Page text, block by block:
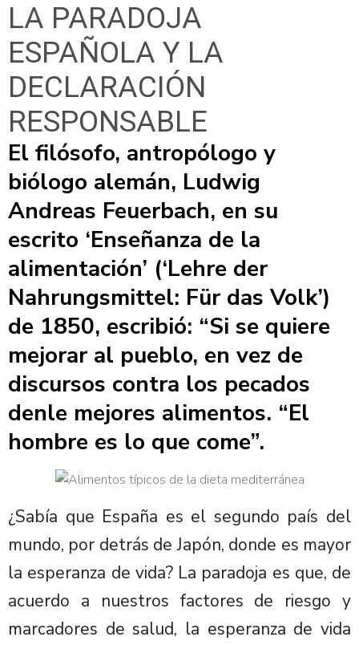
LA PARADOJA
ESPAÑOLA Y LA
DECLARACIÓN
RESPONSABLE
El filósofo, antropólogo y
biólogo alemán, Ludwig
Andreas Feuerbach, en su
escrito ‘Enseñanza de la
alimentación’ (‘Lehre der
Nahrungsmittel: Für das Volk’)
de 1850, escribió: “Si se quiere
mejorar al pueblo, en vez de
discursos contra los pecados
denle mejores alimentos. “El
hombre es lo que come”.
¿Sabía que España es el segundo país del
mundo, por detrás de Japón, donde es mayor
la esperanza de vida? La paradoja es que, de
acuerdo a nuestros factores de riesgo y
marcadores de salud, la esperanza de vida